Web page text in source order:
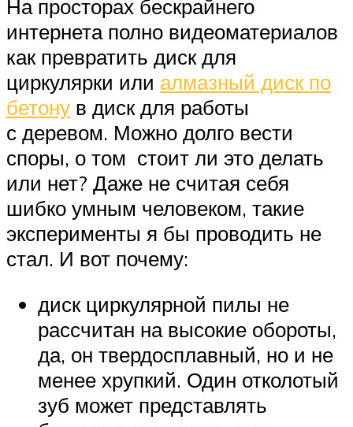
На просторах бескрайнего
интернета полно видеоматериалов
как превратить диск для
циркулярки или алмазный диск по
бетону в диск для работы
с деревом. Можно долго вести
споры, о том стоит ли это делать
или нет? Даже не считая себя
шибко умным человеком, такие
эксперименты я бы проводить не
стал. И вот почему:
диск циркулярной пилы не
рассчитан на высокие обороты,
да, он твердосплавный, но и не
менее хрупкий. Один отколотый
зуб может представлять